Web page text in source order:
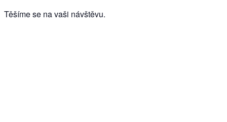
Těšíme se na vaši návštěvu.